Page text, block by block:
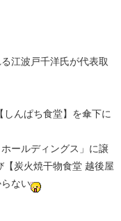
江波戸千洋氏が代表取
しんぱち食堂】を傘下に
ールディングス」に譲
炭火焼干物食堂 越後屋
ない